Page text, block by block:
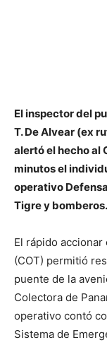
El inspector del
T. De Alvear (ex
alertó el hecho al
minutos el
operativo
Tigre y bomberos.
El rápido
(COT) permitió
puente de la
Colectora de
operativo contó
Sistema de